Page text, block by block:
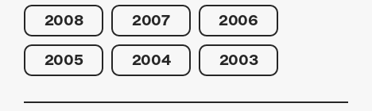
2008 2007 2006
2005 2004 2003